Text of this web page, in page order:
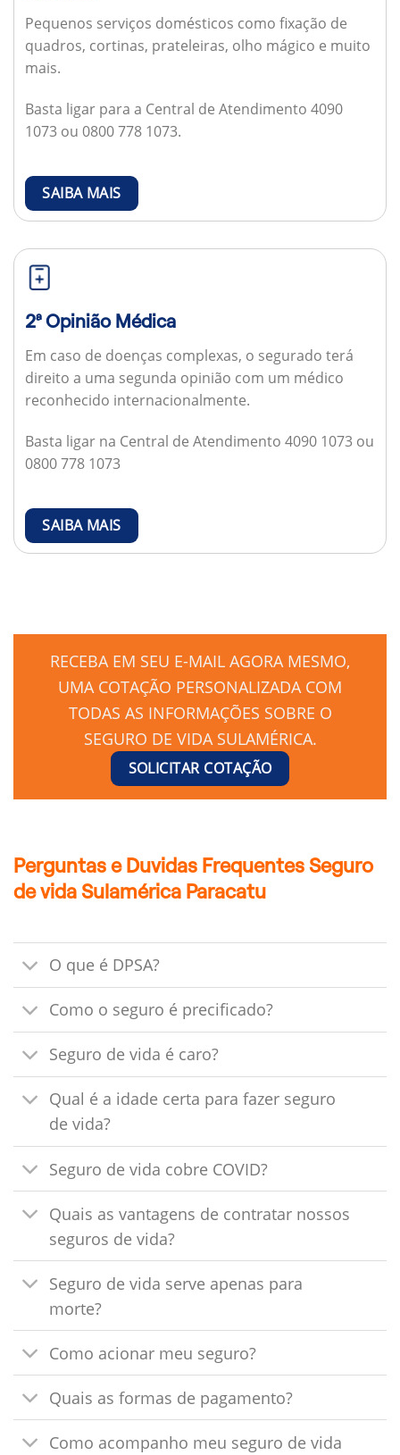
Pequenos serviços domésticos como fixação de
quadros, cortinas, prateleiras, olho mágico e muito
mais.
Basta ligar para a Central de Atendimento 4090
1073 ou 0800 778 1073.
SAIBA MAIS
2ª Opinião Médica
Em caso de doenças complexas, o segurado terá
direito a uma segunda opinião com um médico
reconhecido internacionalmente.
Basta ligar na Central de Atendimento 4090 1073 ou
0800 778 1073
SAIBA MAIS
RECEBA EM SEU E-MAIL AGORA MESMO,
UMA COTAÇÃO PERSONALIZADA COM
TODAS AS INFORMAÇÕES SOBRE O
SEGURO DE VIDA SULAMÉRICA.
SOLICITAR COTAÇÃO
Perguntas e Duvidas Frequentes Seguro
de vida Sulamérica Paracatu
O que é DPSA?
Como o seguro é precificado?
Seguro de vida é caro?
Qual é a idade certa para fazer seguro
de vida?
Seguro de vida cobre COVID?
Quais as vantagens de contratar nossos
seguros de vida?
Seguro de vida serve apenas para
morte?
Como acionar meu seguro?
Quais as formas de pagamento?
Como acompanho meu seguro de vida